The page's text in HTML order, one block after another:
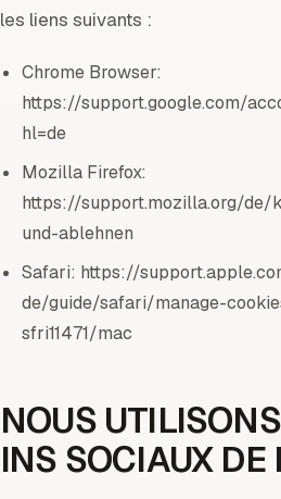
les liens suivants :
Chrome Browser:
https://support.google.com/
hl=de
Mozilla Firefox:
https://support.mozilla.org/de/
und-ablehnen
Safari: https://
de/guide/safari/manage-
sfri11471/mac
NOUS
INS SOCIAUX DE